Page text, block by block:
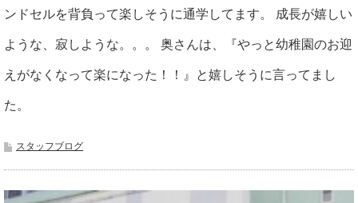
ンドセルを背負って楽しそうに通学してます。 成長が嬉しい
ような、寂しような。。。 奥さんは、『やっと幼稚園のお迎
えがなくなって楽になった！！』と嬉しそうに言ってまし
た。
スタッフブログ